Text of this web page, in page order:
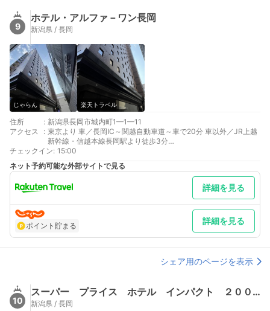
9
ホテル・アルファ－ワン長岡
新潟県 / 長岡
じゃらん 楽天トラベル
住所 : 新潟県長岡市城内町1—1—11
アクセス
: 東京より 車／長岡IC～関越自動車道～車で20分 車以外／JR上越
新幹線・信越本線長岡駅より徒歩3分
最寄り駅１ 長岡
最寄り駅２ 長岡
補足 車／駐車場の詳細に就きましては、http://www.alpha-
1.co.jp/nagaoka/#accessmapをご参照下さいませ。
チェックイン: 15:00
ネット予約可能な外部サイトで見る
詳細を見る
ポイント貯まる 詳細を見る
シェア用のページを表示
10
スーパー プライス ホテル インパクト ２００２
新潟県 / 長岡